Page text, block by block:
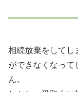
相続放棄をしてし
ができなくなって
ん。